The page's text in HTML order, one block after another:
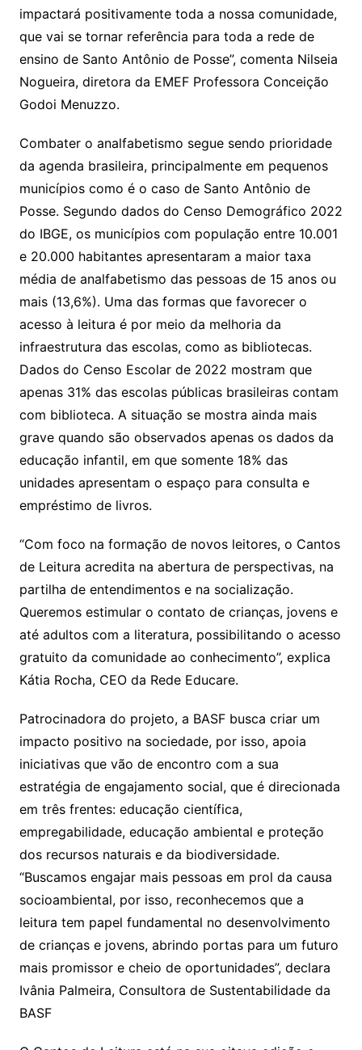
impactará positivamente toda a nossa comunidade,
que vai se tornar referência para toda a rede de
ensino de Santo Antônio de Posse”, comenta Nilseia
Nogueira, diretora da EMEF Professora Conceição
Godoi Menuzzo.
Combater o analfabetismo segue sendo prioridade
da agenda brasileira, principalmente em pequenos
municípios como é o caso de Santo Antônio de
Posse. Segundo dados do Censo Demográfico 2022
do IBGE, os municípios com população entre 10.001
e 20.000 habitantes apresentaram a maior taxa
média de analfabetismo das pessoas de 15 anos ou
mais (13,6%). Uma das formas que favorecer o
acesso à leitura é por meio da melhoria da
infraestrutura das escolas, como as bibliotecas.
Dados do Censo Escolar de 2022 mostram que
apenas 31% das escolas públicas brasileiras contam
com biblioteca. A situação se mostra ainda mais
grave quando são observados apenas os dados da
educação infantil, em que somente 18% das
unidades apresentam o espaço para consulta e
empréstimo de livros.
“Com foco na formação de novos leitores, o Cantos
de Leitura acredita na abertura de perspectivas, na
partilha de entendimentos e na socialização.
Queremos estimular o contato de crianças, jovens e
até adultos com a literatura, possibilitando o acesso
gratuito da comunidade ao conhecimento”, explica
Kátia Rocha, CEO da Rede Educare.
Patrocinadora do projeto, a BASF busca criar um
impacto positivo na sociedade, por isso, apoia
iniciativas que vão de encontro com a sua
estratégia de engajamento social, que é direcionada
em três frentes: educação científica,
empregabilidade, educação ambiental e proteção
dos recursos naturais e da biodiversidade.
“Buscamos engajar mais pessoas em prol da causa
socioambiental, por isso, reconhecemos que a
leitura tem papel fundamental no desenvolvimento
de crianças e jovens, abrindo portas para um futuro
mais promissor e cheio de oportunidades”, declara
Ivânia Palmeira, Consultora de Sustentabilidade da
BASF